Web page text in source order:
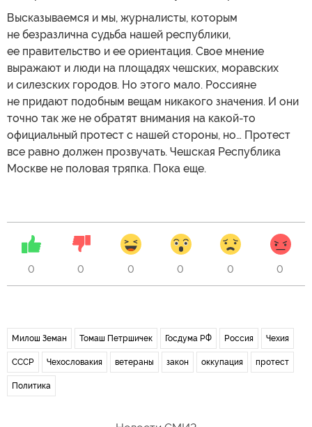
Высказываемся и мы, журналисты, которым
не безразлична судьба нашей республики,
ее правительство и ее ориентация. Свое мнение
выражают и люди на площадях чешских, моравских
и силезских городов. Но этого мало. Россияне
не придают подобным вещам никакого значения. И они
точно так же не обратят внимания на какой-то
официальный протест с нашей стороны, но… Протест
все равно должен прозвучать. Чешская Республика
Москве не половая тряпка. Пока еще.
0 0 0 0 0 0
Милош Земан Томаш Петршичек Госдума РФ Россия Чехия
СССР Чехословакия ветераны закон оккупация протест
Политика